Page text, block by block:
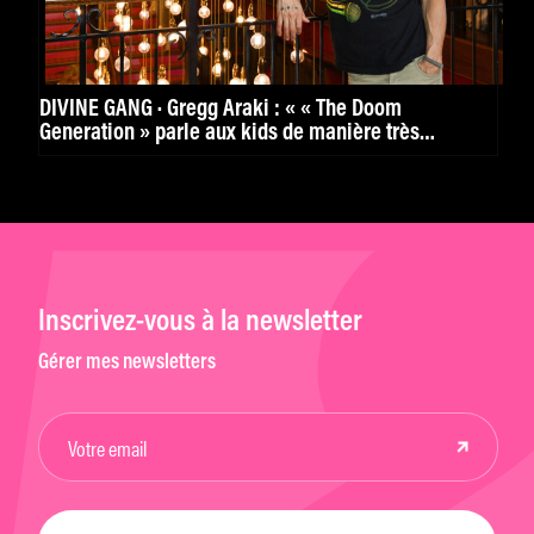
DIVINE GANG · Gregg Araki : « « The Doom
Generation » parle aux kids de manière très
Inscrivez-vous à la newsletter
Gérer mes newsletters